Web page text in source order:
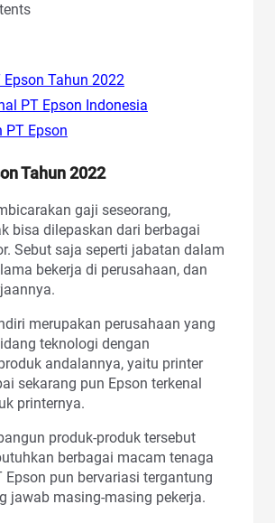
Epson Tahun 2022
PT Epson Indonesia
PT Epson
Tahun 2022
gaji seseorang,
bisa dilepaskan dari berbagai
Sebut saja seperti jabatan dalam
bekerja di perusahaan, dan
merupakan perusahaan yang
teknologi dengan
andalannya, yaitu printer
sekarang pun Epson terkenal
printernya.
produk-produk tersebut
berbagai macam tenaga
Epson pun bervariasi tergantung
jawab masing-masing pekerja.